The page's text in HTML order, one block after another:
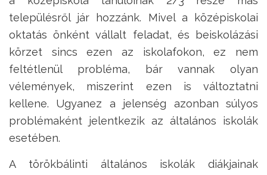
településről jár hozzánk. Mivel a középiskolai
oktatás önként vállalt feladat, és beiskolázási
körzet sincs ezen az iskolafokon, ez nem
feltétlenül probléma, bár vannak olyan
vélemények, miszerint ezen is változtatni
kellene. Ugyanez a jelenség azonban súlyos
problémaként jelentkezik az általános iskolák
esetében.
A törökbálinti általános iskolák diákjainak